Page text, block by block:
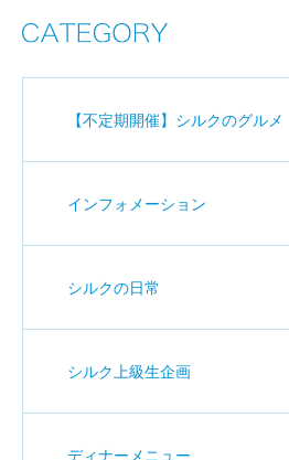
【不定期開催】シルクのグルメ
インフォメーション
シルクの日常
シルク上級生企画
ディナーメニュー